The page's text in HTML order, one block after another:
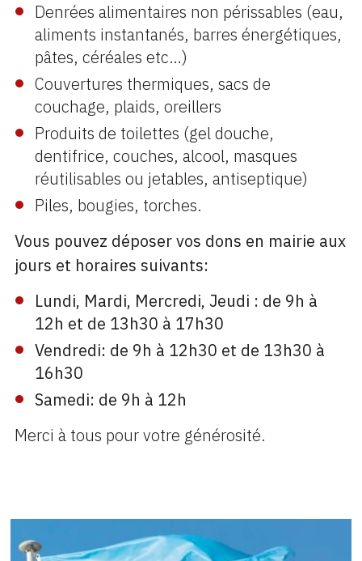
Denrées alimentaires non périssables (eau,
aliments instantanés, barres énergétiques,
pâtes, céréales etc…)
Couvertures thermiques, sacs de
couchage, plaids, oreillers
Produits de toilettes (gel douche,
dentifrice, couches, alcool, masques
réutilisables ou jetables, antiseptique)
Piles, bougies, torches.
Vous pouvez déposer vos dons en mairie aux
jours et horaires suivants:
Lundi, Mardi, Mercredi, Jeudi : de 9h à
12h et de 13h30 à 17h30
Vendredi: de 9h à 12h30 et de 13h30 à
16h30
Samedi: de 9h à 12h
Merci à tous pour votre générosité.